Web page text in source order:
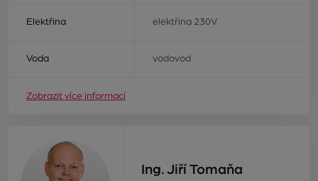
Elektřina elektřina 230V
Voda vodovod
Zobrazit více informací
Ing. Jiří Tomaňa